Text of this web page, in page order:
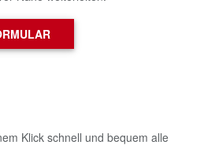
Klick schnell und bequem alle